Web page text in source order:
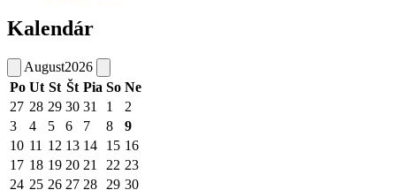
Kalendár
August2026
Po Ut St Št Pia So Ne
27 28 29 30 31 1
2
3
4 5 6 7 8
9
10 11 12 13 14 15 16
17 18 19 20 21 22 23
24 25 26 27 28 29 30